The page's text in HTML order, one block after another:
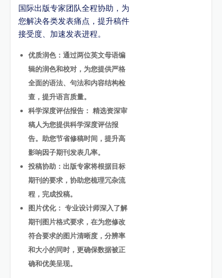
国际出版专家团队全程协助，为
您解决各类发表痛点，提升稿件
接受度、加速发表进程。
优质润色：通过两位英文母语编
辑的润色和校对，为您提供严格
全面的语法、句法和内容结构检
查，提升语言质量。
科学深度评估报告： 精选资深审
稿人为您提供科学深度评估报
告。助您节省修稿时间，提升高
影响因子期刊发表几率。
投稿协助：出版专家将根据目标
期刊的要求，协助您梳理冗杂流
程，完成投稿。
图片优化： 专业设计师深入了解
期刊图片格式要求，在为您修改
符合要求的图片清晰度，分辨率
和大小的同时，更确保数据被正
确和优美呈现。